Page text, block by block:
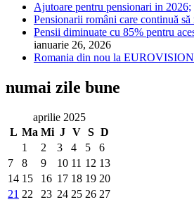
Ajutoare pentru pensionari in 2026;
Pensionarii români care continuă să
Pensii diminuate cu 85% pentru
ianuarie 26, 2026
Romania din nou la EUROVISION
numai zile bune
aprilie 2025
L Ma Mi J V S D
1
2 3 4 5
6
7
8 9 10 11 12 13
14 15 16 17 18 19 20
21 22 23 24 25 26 27